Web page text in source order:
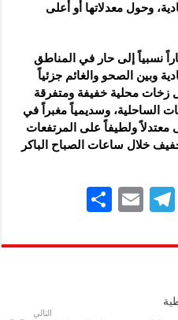
وحول معدلاتها أو أعلى
نسبياً إلى حار في المناطق
وبين الصحو والغائم جزئياً
محلية خفيفة ومتفرقة
الساحلية، وسديمياً مغبراً في
معتدلاً ولطيفاً على المرتفعات
خلال ساعات الصباح الباكر
W
Te
gr
E
ai
ar
التالي